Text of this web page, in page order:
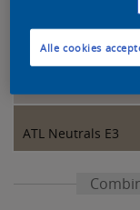
ATL Neutrals E5
ATL Neutrals E3
Alle cookies